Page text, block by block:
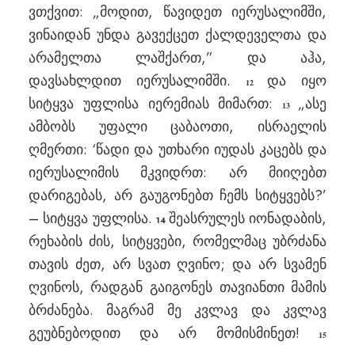
ვთქვით: „მოდით, წავიდეთ იერუსალიმში,
ვინაიდან უნდა გავექცეთ ქალდეველთა და
არამელთა ლაშქართ,” და აჰა,
დავსახლდით იერუსალიმში.
12 და იყო
სიტყვა უფლისა იერემიას მიმართ:
13 „ასე
ამბობს უფალი ცაბაოთი, ისრაელის
ღმერთი: ‘წადი და უთხარი იუდას კაცებს და
იერუსალიმის მკვიდრთ: არ მიიღებთ
დარიგებას, არ გაუგონებთ ჩემს სიტყვებს?’
– სიტყვა უფლისა.14 შეასრულეს იონადაბის,
რეხაბის ძის, სიტყვები, რომელმაც უბრძანა
თავის ძეთ, არ სვათ ღვინო; და არ სვამენ
ღვინოს, რადგან გაიგონეს თავიანთი მამის
ბრძანება. მაგრამ მე კვლავ და კვლავ
გეუბნებოდით და არ მომისმინეთ!
15